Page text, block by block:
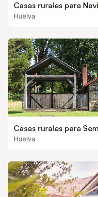
Casas rurales para
Huelva
Casas rurales para
Huelva